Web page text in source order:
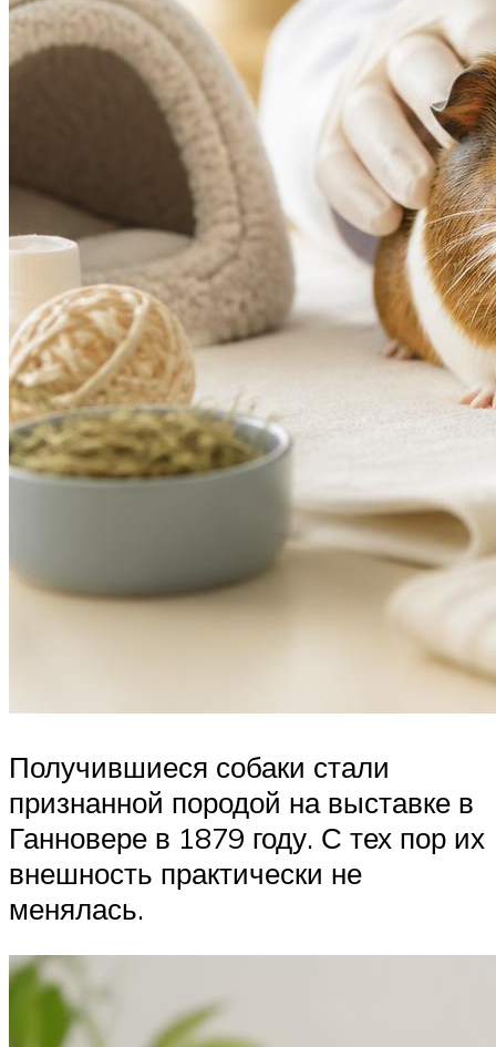
Получившиеся собаки стали
признанной породой на выставке в
Ганновере в 1879 году. С тех пор их
внешность практически не
менялась.